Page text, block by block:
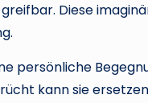
Diese
persönliche
kann sie